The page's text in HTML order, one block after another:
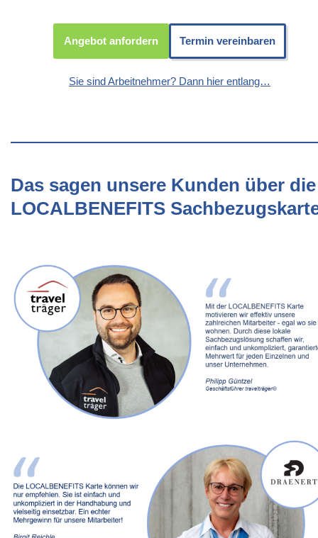
Angebot anfordern Termin vereinbaren
Sie sind Arbeitnehmer? Dann hier entlang…
Das sagen unsere Kunden über die
LOCALBENEFITS